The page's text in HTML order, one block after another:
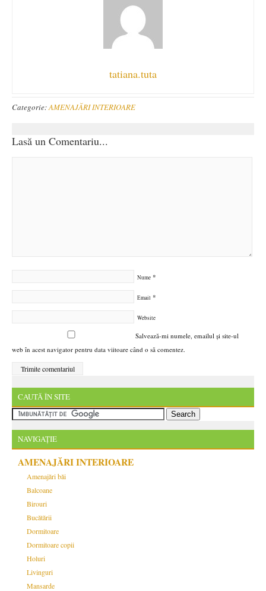
tatiana.tuta
Categorie:AMENAJĂRI INTERIOARE
Lasă un Comentariu...
Nume *
Email *
Website
Salvează-mi numele, emailul și site-ul
web în acest navigator pentru data viitoare când o să comentez.
CAUTĂ ÎN SITE
NAVIGAȚIE
AMENAJĂRI INTERIOARE
Amenajări băi
Balcoane
Birouri
Bucătării
Dormitoare
Dormitoare copii
Holuri
Livinguri
Mansarde